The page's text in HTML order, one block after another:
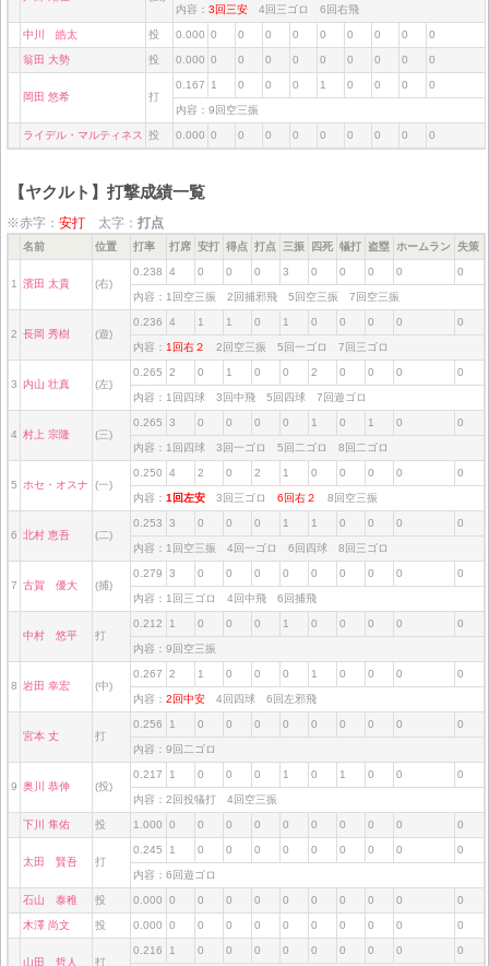
内容： 3回三安 4回三ゴロ 6回右飛
中川 皓太 投 0.000 0 0 0 0 0 0 0 0 0
翁田 大勢 投 0.000 0 0 0 0 0 0 0 0 0
岡田 悠希 打
0.167 1 0 0 0 1 0 0 0 0
内容：9回空三振
ライデル・マルティネス 投 0.000 0 0 0 0 0 0 0 0 0
【ヤクルト】打撃成績一覧
※赤字： 安打 太字： 打点
名前 位置 打率 打席 安打 得点 打点 三振 四死 犠打 盗塁 ホームラン 失策
1 濱田 太貴 (右)
0.238 4 0 0 0 3 0 0 0 0 0
内容：1回空三振 2回捕邪飛 5回空三振 7回空三振
2 長岡 秀樹 (遊)
0.236 4 1 1 0 1 0 0 0 0 0
内容： 1回右２ 2回空三振 5回一ゴロ 7回三ゴロ
3 内山 壮真 (左)
0.265 2 0 1 0 0 2 0 0 0 0
内容：1回四球 3回中飛 5回四球 7回遊ゴロ
4 村上 宗隆 (三)
0.265 3 0 0 0 0 1 0 1 0 0
内容：1回四球 3回一ゴロ 5回二ゴロ 8回二ゴロ
5 ホセ・オスナ (一)
0.250 4 2 0 2 1 0 0 0 0 0
内容： 1回左安 3回三ゴロ 6回右２ 8回空三振
6 北村 恵吾 (二)
0.253 3 0 0 0 1 1 0 0 0 0
内容：1回空三振 4回一ゴロ 6回四球 8回三ゴロ
7 古賀 優大 (捕)
0.279 3 0 0 0 0 0 0 0 0 0
内容：1回三ゴロ 4回中飛 6回捕飛
中村 悠平 打
0.212 1 0 0 0 1 0 0 0 0 0
内容：9回空三振
8 岩田 幸宏 (中)
0.267 2 1 0 0 0 1 0 0 0 0
内容： 2回中安 4回四球 6回左邪飛
宮本 丈 打
0.256 1 0 0 0 0 0 0 0 0 0
内容：9回二ゴロ
9 奥川 恭伸 (投)
0.217 1 0 0 0 1 0 1 0 0 0
内容：2回投犠打 4回空三振
下川 隼佑 投 1.000 0 0 0 0 0 0 0 0 0 0
太田 賢吾 打
0.245 1 0 0 0 0 0 0 0 0 0
内容：6回遊ゴロ
石山 泰稚 投 0.000 0 0 0 0 0 0 0 0 0 0
木澤 尚文 投 0.000 0 0 0 0 0 0 0 0 0 0
山田 哲人 打
0.216 1 0 0 0 0 0 0 0 0 0